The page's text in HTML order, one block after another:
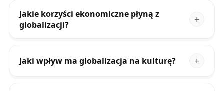
Jakie korzyści ekonomiczne płyną z
globalizacji?
Jaki wpływ ma globalizacja na kulturę?